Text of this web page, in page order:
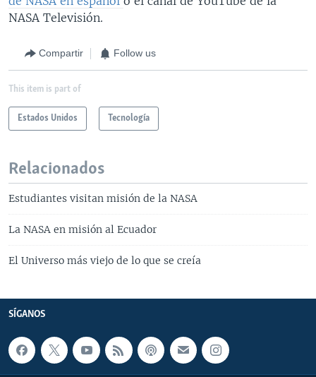
NASA Televisión.
Compartir Follow us
This item is part of
Estados Unidos Tecnología
Relacionados
Estudiantes visitan misión de la NASA
La NASA en misión al Ecuador
El Universo más viejo de lo que se creía
SÍGANOS